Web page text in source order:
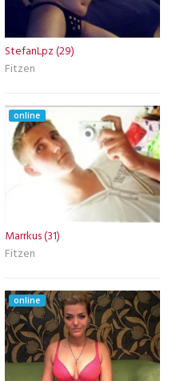
StefanLpz (29)
Fitzen
online
Marrkus (31)
Fitzen
online